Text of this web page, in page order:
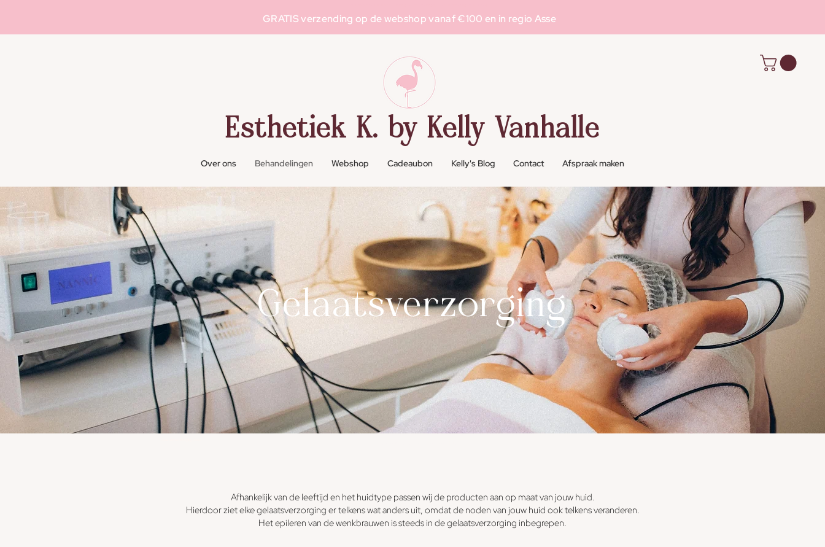
GRATIS verzending op de webshop vanaf €100 en in regio Asse
Esthetiek K. by Kelly Vanhalle
Over ons Behandelingen Webshop Cadeaubon Kelly's Blog Contact Afspraak maken
Gelaatsverzorging
Afhankelijk van de leeftijd en het huidtype passen wij de producten aan op maat van jouw huid.
Hierdoor ziet elke gelaatsverzorging er telkens wat anders uit, omdat de noden van jouw huid ook telkens veranderen.
Het epileren van de wenkbrauwen is steeds in de gelaatsverzorging inbegrepen.